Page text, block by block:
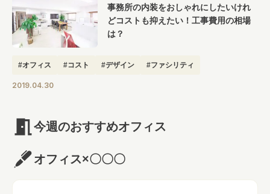
事務所の内装をおしゃれにしたいけれ
どコストも抑えたい！工事費用の相場
は？
#オフィス #コスト #デザイン #ファシリティ
2019.04.30
今週のおすすめオフィス
オフィス×〇〇〇